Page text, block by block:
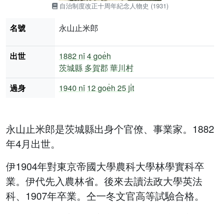
永山止米郎是茨城縣出身个官僚、事業家。1882
年4月出世。
伊1904年對東京帝國大學農科大學林學實科卒
業。伊代先入農林省。後來去讀法政大學英法
科、1907年卒業。仝一冬文官高等試驗合格。
自治制度改正十周年紀念人物史 (1931)
名號 永山止米郎
出世 1882 nî4 goe̍h
茨城縣 多賀郡 華川村
過身
1940 nî 12 goe̍h 25 ji̍t